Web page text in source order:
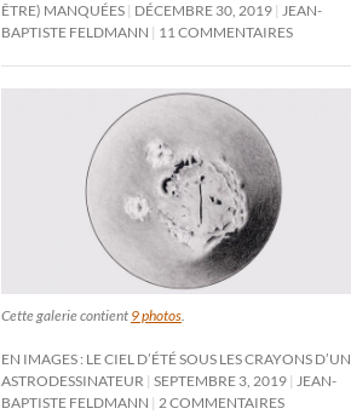
ÊTRE) MANQUÉES DÉCEMBRE 30, 2019 JEAN-
BAPTISTE FELDMANN
11 COMMENTAIRES
Cette galerie contient 9 photos
EN IMAGES : LE CIEL D’ÉTÉ SOUS LES CRAYONS D’UN
ASTRODESSINATEUR SEPTEMBRE 3, 2019
JEAN-
BAPTISTE FELDMANN
2 COMMENTAIRES